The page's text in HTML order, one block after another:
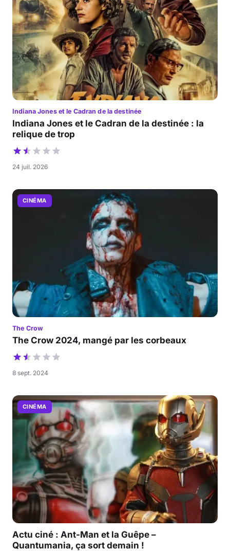
Indiana Jones et le Cadran de la destinée
Indiana Jones et le Cadran de la destinée : la
relique de trop
24 juil. 2026
CINÉMA
The Crow
The Crow 2024, mangé par les corbeaux
8 sept. 2024
CINÉMA
Actu ciné : Ant-Man et la Guêpe –
Quantumania, ça sort demain !